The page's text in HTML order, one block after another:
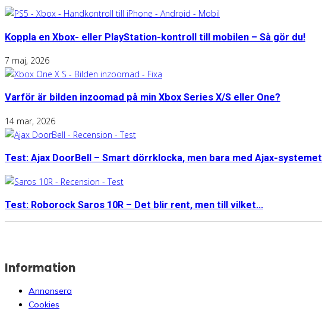
Koppla en Xbox- eller PlayStation-kontroll till mobilen – Så gör du!
7 maj, 2026
Varför är bilden inzoomad på min Xbox Series X/S eller One?
14 mar, 2026
Test: Ajax DoorBell – Smart dörrklocka, men bara med Ajax-systemet
Test: Roborock Saros 10R – Det blir rent, men till vilket...
Information
Annonsera
Cookies